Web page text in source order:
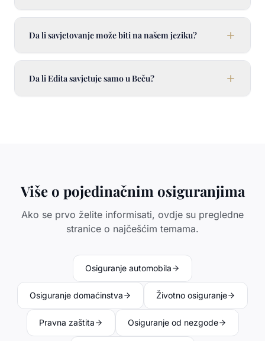
Da li savjetovanje može biti na našem jeziku?
Da li Edita savjetuje samo u Beču?
Više o pojedinačnim osiguranjima
Ako se prvo želite informisati, ovdje su pregledne
stranice o najčešćim temama.
Osiguranje automobila
Osiguranje domaćinstva Životno osiguranje
Pravna zaštita Osiguranje od nezgode